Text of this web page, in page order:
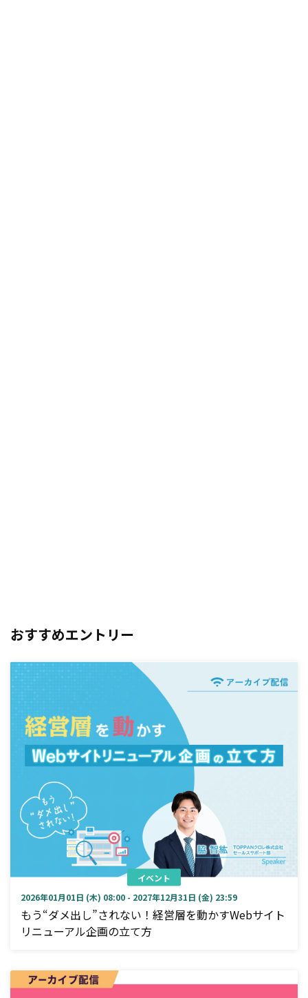
おすすめエントリー
イベント
2026年01月01日 (木) 08:00 - 2027年12月31日 (金) 23:59
もう“ダメ出し”されない！経営層を動かすWebサイト
リニューアル企画の立て方